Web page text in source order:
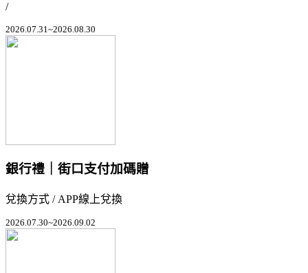
/
2026.07.31~2026.08.30
銀行禮｜街口支付加碼贈
兌換方式 / APP線上兌換
2026.07.30~2026.09.02